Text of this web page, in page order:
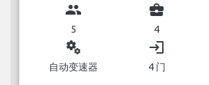
group
5
business_center
4
miscellaneous_services
自动变速器
login
4 门